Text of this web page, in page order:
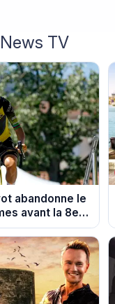
TV
abandonne le
avant la 8e